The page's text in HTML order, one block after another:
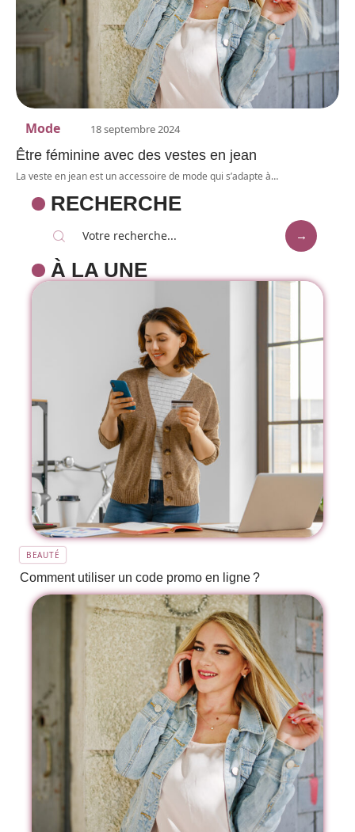
Mode 18 septembre 2024
Être féminine avec des vestes en jean
La veste en jean est un accessoire de mode qui s’adapte à…
RECHERCHE
À LA UNE
BEAUTÉ
Comment utiliser un code promo en ligne ?